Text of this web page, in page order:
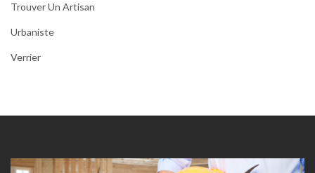
Trouver Un Artisan
Urbaniste
Verrier